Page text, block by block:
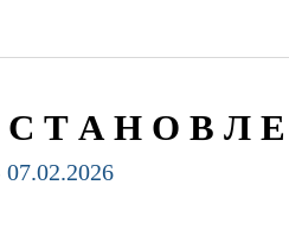
Т А Н О В Л Е
07.02.2026